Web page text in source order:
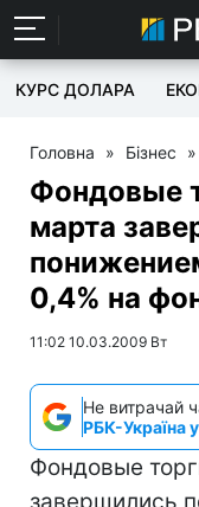
КУРС ДОЛАРА
Головна » Бізнес »
Фондовые
марта
0,4% на
11:02 10.03.2009 Вт
Не витрачай
РБК-Україна
Фондовые